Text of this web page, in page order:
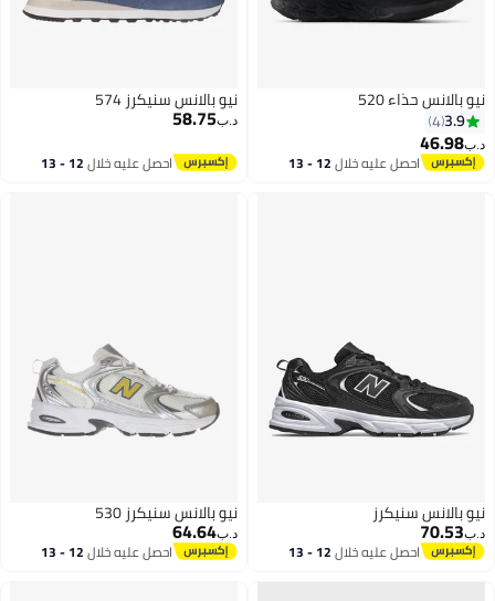
نيو بالانس حذاء 520
3.9
4
د.ب‏46.98
احصل عليه خلال 12 - 13
اغسطس
نيو بالانس سنيكرز 574
د.ب‏58.75
احصل عليه خلال 12 - 13
اغسطس
نيو بالانس سنيكرز
د.ب‏70.53
احصل عليه خلال 12 - 13
نيو بالانس سنيكرز 530
د.ب‏64.64
احصل عليه خلال 12 - 13